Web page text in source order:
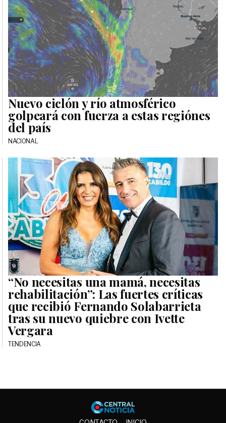
Nuevo ciclón y río atmosférico
golpeará con fuerza a estas regiónes
del país
NACIONAL
“No necesitas una mamá, necesitas
rehabilitación”: Las fuertes críticas
que recibió Fernando Solabarrieta
tras su nuevo quiebre con Ivette
Vergara
TENDENCIA
Central